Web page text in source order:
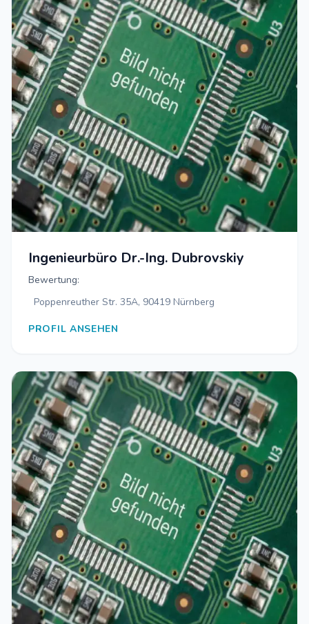
Ingenieurbüro Dr.-Ing. Dubrovskiy
Bewertung:
Poppenreuther Str. 35A, 90419 Nürnberg
PROFIL ANSEHEN